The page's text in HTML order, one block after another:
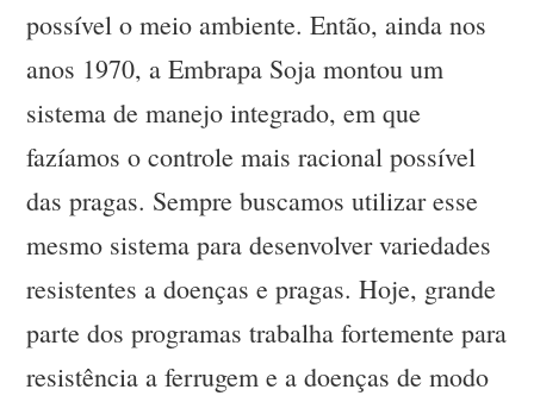
possível o meio ambiente. Então, ainda nos
anos 1970, a Embrapa Soja montou um
sistema de manejo integrado, em que
fazíamos o controle mais racional possível
das pragas. Sempre buscamos utilizar esse
mesmo sistema para desenvolver variedades
resistentes a doenças e pragas. Hoje, grande
parte dos programas trabalha fortemente para
resistência a ferrugem e a doenças de modo